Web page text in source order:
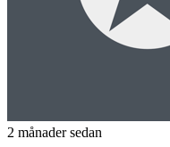
2 månader sedan